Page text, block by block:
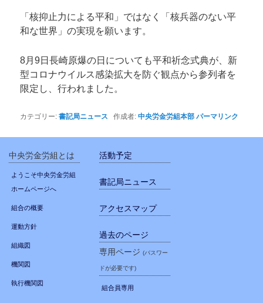
「核抑止力による平和」ではなく「核兵器のない平
和な世界」の実現を願います。
8月9日長崎原爆の日についても平和祈念式典が、新
型コロナウイルス感染拡大を防ぐ観点から参列者を
限定し、行われました。
カテゴリー:書記局ニュース 作成者:中央労金労組本部 パーマリンク
中央労金労組とは
ようこそ中央労金労組
ホームページへ
組合の概要
運動方針
組織図
機関図
執行機関図
活動予定
書記局ニュース
アクセスマップ
過去のページ
専用ページ(パスワー
ドが必要です)
組合員専用